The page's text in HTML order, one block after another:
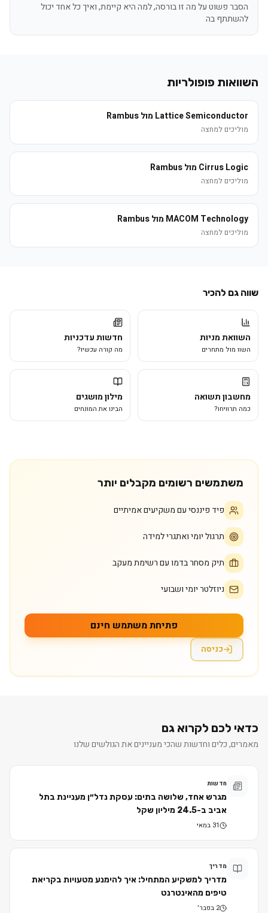
הסבר פשוט על מה זו בורסה, למה היא קיימת, ואיך כל אחד יכול
להשתתף בה
השוואות פופולריות
Lattice Semiconductor מול Rambus
מוליכים למחצה
Cirrus Logic מול Rambus
מוליכים למחצה
MACOM Technology מול Rambus
מוליכים למחצה
שווה גם להכיר
השוואת מניות
השוו מול מתחרים
חדשות עדכניות
מה קורה עכשיו?
מחשבון תשואה
כמה תרוויחו?
מילון מושגים
הבינו את המונחים
משתמשים רשומים מקבלים יותר
פיד פיננסי עם משקיעים אמיתיים
תרגול יומי ואתגרי למידה
תיק מסחר בדמו עם רשימת מעקב
ניוזלטר יומי ושבועי
פתיחת משתמש חינם
כניסה
כדאי לכם לקרוא גם
מאמרים, כלים וחדשות שהכי מעניינים את הגולשים שלנו
חדשות
מגרש אחד, שלושה בתים: עסקת נדל״ן מעניינת בתל
אביב ב-24.5 מיליון שקל
31 במאי
מדריך
מדריך למשקיע המתחיל: איך להימנע מטעויות בקריאת
טיפים מהאינטרנט
2 בפבר׳